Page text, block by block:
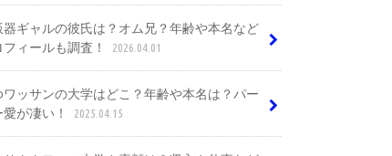
器ギャルの彼氏は？オム兄？年齢や本名など
フィールも調査！
2026.04.01
ワッサンの大学はどこ？年齢や本名は？パー
愛が凄い！
2025.04.15